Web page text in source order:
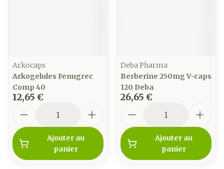
Arkocaps
Arkogelules Fenugrec
Comp 40
12,65 €
Ajouter au
panier
Deba Pharma
Berberine 250mg V-caps
120 Deba
26,65 €
Ajouter au
panier